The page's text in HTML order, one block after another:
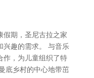
假期，圣尼古拉之家
兴趣的需求。 与音乐
作，为儿童组织了特
底乡村的中心地带茁